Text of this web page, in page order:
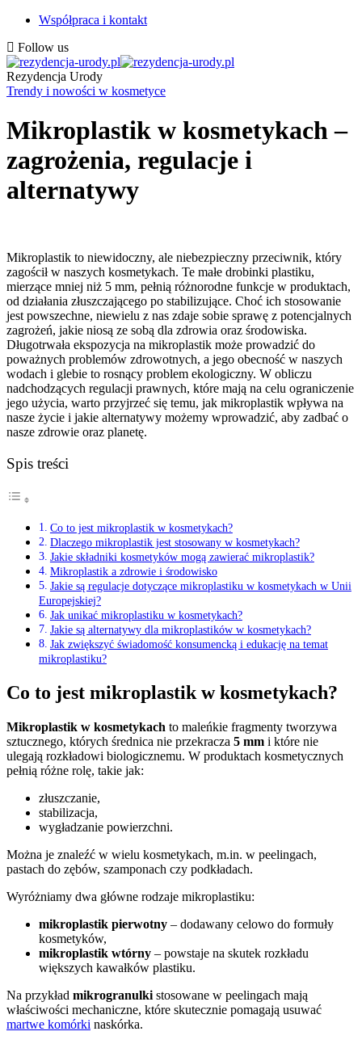
Współpraca i kontakt
Follow us
Rezydencja Urody
Trendy i nowości w kosmetyce
Mikroplastik w kosmetykach –
zagrożenia, regulacje i
alternatywy
Mikroplastik to niewidoczny, ale niebezpieczny przeciwnik, który
zagościł w naszych kosmetykach. Te małe drobinki plastiku,
mierzące mniej niż 5 mm, pełnią różnorodne funkcje w produktach,
od działania złuszczającego po stabilizujące. Choć ich stosowanie
jest powszechne, niewielu z nas zdaje sobie sprawę z potencjalnych
zagrożeń, jakie niosą ze sobą dla zdrowia oraz środowiska.
Długotrwała ekspozycja na mikroplastik może prowadzić do
poważnych problemów zdrowotnych, a jego obecność w naszych
wodach i glebie to rosnący problem ekologiczny. W obliczu
nadchodzących regulacji prawnych, które mają na celu ograniczenie
jego użycia, warto przyjrzeć się temu, jak mikroplastik wpływa na
nasze życie i jakie alternatywy możemy wprowadzić, aby zadbać o
nasze zdrowie oraz planetę.
Spis treści
Co to jest mikroplastik w kosmetykach?
Dlaczego mikroplastik jest stosowany w kosmetykach?
Jakie składniki kosmetyków mogą zawierać mikroplastik?
Mikroplastik a zdrowie i środowisko
Jakie są regulacje dotyczące mikroplastiku w kosmetykach w Unii
Europejskiej?
Jak unikać mikroplastiku w kosmetykach?
Jakie są alternatywy dla mikroplastików w kosmetykach?
Jak zwiększyć świadomość konsumencką i edukację na temat
mikroplastiku?
Co to jest mikroplastik w kosmetykach?
Mikroplastik w kosmetykach to maleńkie fragmenty tworzywa
sztucznego, których średnica nie przekracza 5 mm i które nie
ulegają rozkładowi biologicznemu. W produktach kosmetycznych
pełnią różne rolę, takie jak:
złuszczanie,
stabilizacja,
wygładzanie powierzchni.
Można je znaleźć w wielu kosmetykach, m.in. w peelingach,
pastach do zębów, szamponach czy podkładach.
Wyróżniamy dwa główne rodzaje mikroplastiku:
mikroplastik pierwotny – dodawany celowo do formuły
kosmetyków,
mikroplastik wtórny – powstaje na skutek rozkładu
większych kawałków plastiku.
Na przykład mikrogranulki stosowane w peelingach mają
właściwości mechaniczne, które skutecznie pomagają usuwać
martwe komórki naskórka.